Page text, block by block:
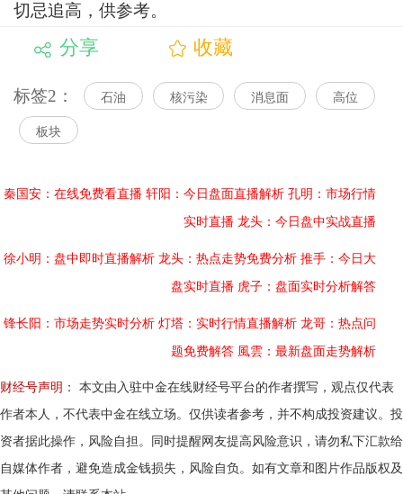
切忌追高，供参考。
分享 收藏
标签2： 石油 核污染 消息面 高位
板块
秦国安：在线免费看直播 轩阳：今日盘面直播解析 孔明：市场行情
实时直播 龙头：今日盘中实战直播
徐小明：盘中即时直播解析 龙头：热点走势免费分析 推手：今日大
盘实时直播 虎子：盘面实时分析解答
锋长阳：市场走势实时分析 灯塔：实时行情直播解析 龙哥：热点问
题免费解答 風雲：最新盘面走势解析
财经号声明：
本文由入驻中金在线财经号平台的作者撰写，观点仅代表
作者本人，不代表中金在线立场。仅供读者参考，并不构成投资建议。投
资者据此操作，风险自担。同时提醒网友提高风险意识，请勿私下汇款给
自媒体作者，避免造成金钱损失，风险自负。如有文章和图片作品版权及